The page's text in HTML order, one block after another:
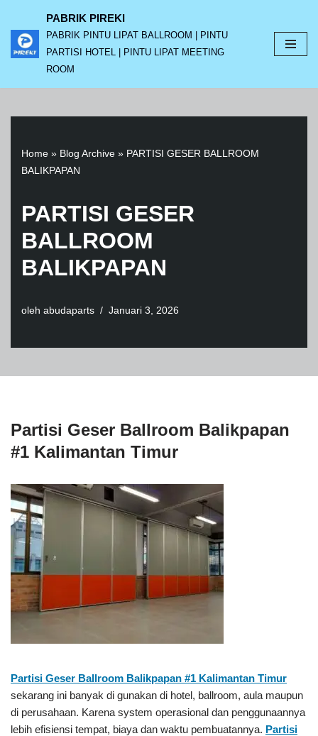
Lompat
ke
PABRIK PIREKI
PABRIK PINTU LIPAT BALLROOM | PINTU
PARTISI HOTEL | PINTU LIPAT MEETING
ROOM
Home » Blog Archive » PARTISI GESER BALLROOM
BALIKPAPAN
PARTISI GESER
BALLROOM
BALIKPAPAN
oleh abudaparts Januari 3, 2026
Partisi Geser Ballroom Balikpapan
#1 Kalimantan Timur
Partisi Geser Ballroom Balikpapan #1 Kalimantan Timur
sekarang ini banyak di gunakan di hotel, ballroom, aula maupun
di perusahaan. Karena system operasional dan penggunaannya
lebih efisiensi tempat, biaya dan waktu pembuatannya. Partisi